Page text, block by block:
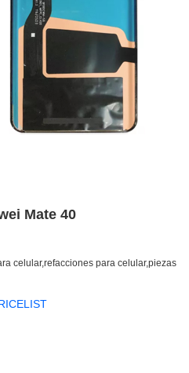
Mate 40
celular,refacciones para celular,piezas